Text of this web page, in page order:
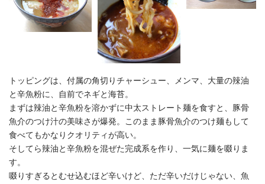
トッピングは、付属の角切りチャーシュー、メンマ、大量の辣油
と辛魚粉に、自前でネギと海苔。
まずは辣油と辛魚粉を溶かずに中太ストレート麺を食すと、豚骨
魚介のつけ汁の美味さが爆発。このまま豚骨魚介のつけ麺もして
食べてもかなりクオリティが高い。
そしてら辣油と辛魚粉を混ぜた完成系を作り、一気に麺を啜りま
す。
啜りすぎるとむせ込むほど辛いけど、ただ辛いだけじゃない、魚